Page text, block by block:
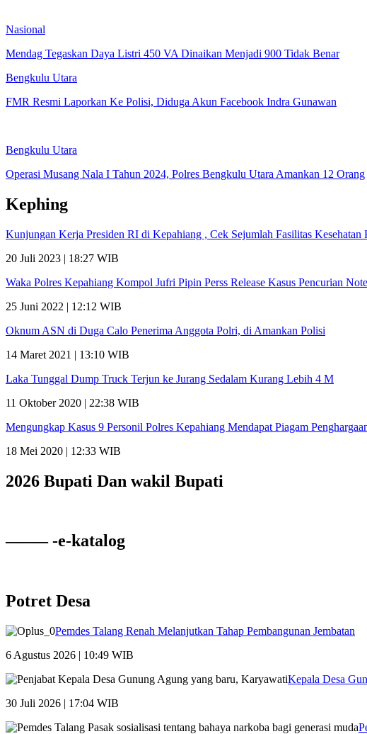
Nasional
Mendag Tegaskan Daya Listri 450 VA Dinaikan Menjadi 900 Tidak Benar
Bengkulu Utara
FMR Resmi Laporkan Ke Polisi, Diduga Akun Facebook Indra Gunawan
Bengkulu Utara
Operasi Musang Nala I Tahun 2024, Polres Bengkulu Utara Amankan 12 Orang
Kephing
Kunjungan Kerja Presiden RI di Kepahiang , Cek Sejumlah Fasilitas Kesehatan
20 Juli 2023 | 18:27 WIB
Waka Polres Kepahiang Kompol Jufri Pipin Perss Release Kasus Pencurian
25 Juni 2022 | 12:12 WIB
Oknum ASN di Duga Calo Penerima Anggota Polri, di Amankan Polisi
14 Maret 2021 | 13:10 WIB
Laka Tunggal Dump Truck Terjun ke Jurang Sedalam Kurang Lebih 4 M
11 Oktober 2020 | 22:38 WIB
Mengungkap Kasus 9 Personil Polres Kepahiang Mendapat Piagam
18 Mei 2020 | 12:33 WIB
2026 Bupati Dan wakil Bupati
——– -e-katalog
Potret Desa
Pemdes Talang Renah Melanjutkan Tahap Pembangunan Jembatan
6 Agustus 2026 | 10:49 WIB
Kepala Desa
30 Juli 2026 | 17:04 WIB